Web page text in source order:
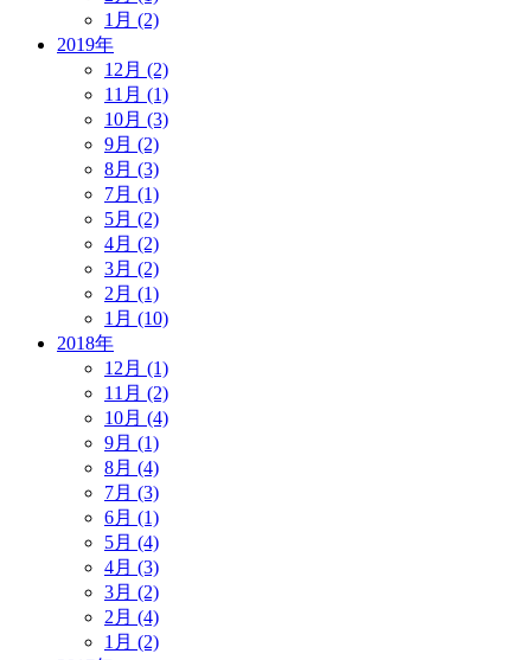
1月 (2)
2019年
12月 (2)
11月 (1)
10月 (3)
9月 (2)
8月 (3)
7月 (1)
5月 (2)
4月 (2)
3月 (2)
2月 (1)
1月 (10)
2018年
12月 (1)
11月 (2)
10月 (4)
9月 (1)
8月 (4)
7月 (3)
6月 (1)
5月 (4)
4月 (3)
3月 (2)
2月 (4)
1月 (2)